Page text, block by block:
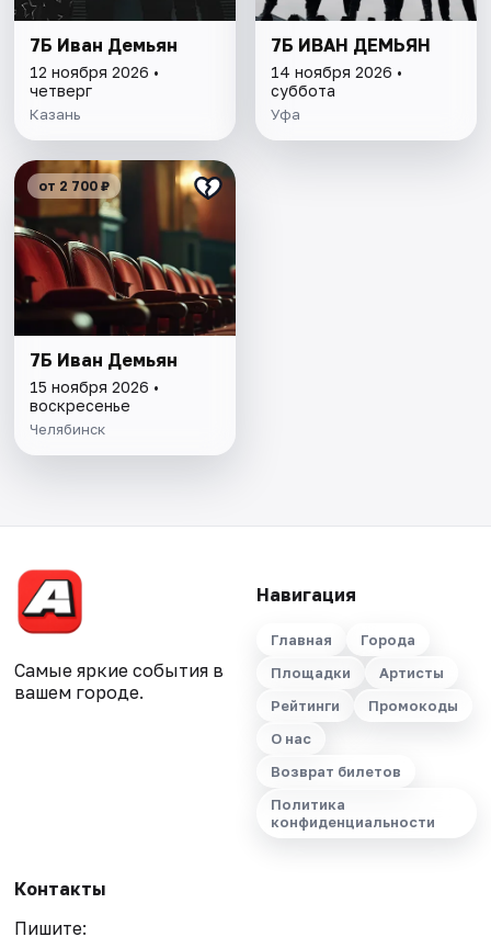
7Б Иван Демьян
12 ноября 2026 •
четверг
Казань
7Б ИВАН ДЕМЬЯН
14 ноября 2026 •
суббота
Уфа
от 2 700 ₽
7Б Иван Демьян
15 ноября 2026 •
воскресенье
Челябинск
Самые яркие события в
вашем городе.
Навигация
Главная
Города
Площадки
Артисты
Рейтинги
Промокоды
О нас
Возврат билетов
Политика
конфиденциальности
Контакты
Пишите: